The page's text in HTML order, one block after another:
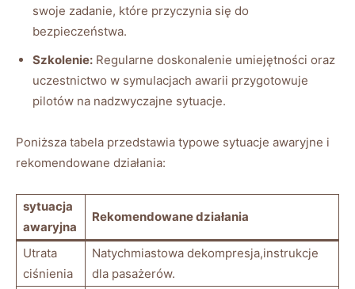
swoje zadanie, które przyczynia się‍ do
bezpieczeństwa.
Szkolenie: Regularne doskonalenie umiejętności ​oraz
uczestnictwo ⁢w symulacjach awarii przygotowuje
pilotów na ⁢nadzwyczajne sytuacje.
Poniższa ⁣tabela‍ przedstawia typowe sytuacje awaryjne i
rekomendowane działania:
sytuacja
awaryjna
Rekomendowane działania
Utrata‍
ciśnienia
Natychmiastowa‌ dekompresja,instrukcje
dla pasażerów.